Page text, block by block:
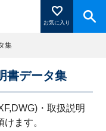
お気に入り
を押すと登録した
集
書データ集
・取扱説明
ます。